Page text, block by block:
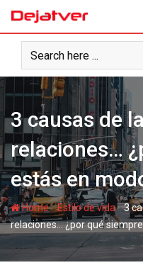
Skip
content
3 causas de
relaciones…
estás en
Home-Estilo de vida-3
relaciones… ¿por qué